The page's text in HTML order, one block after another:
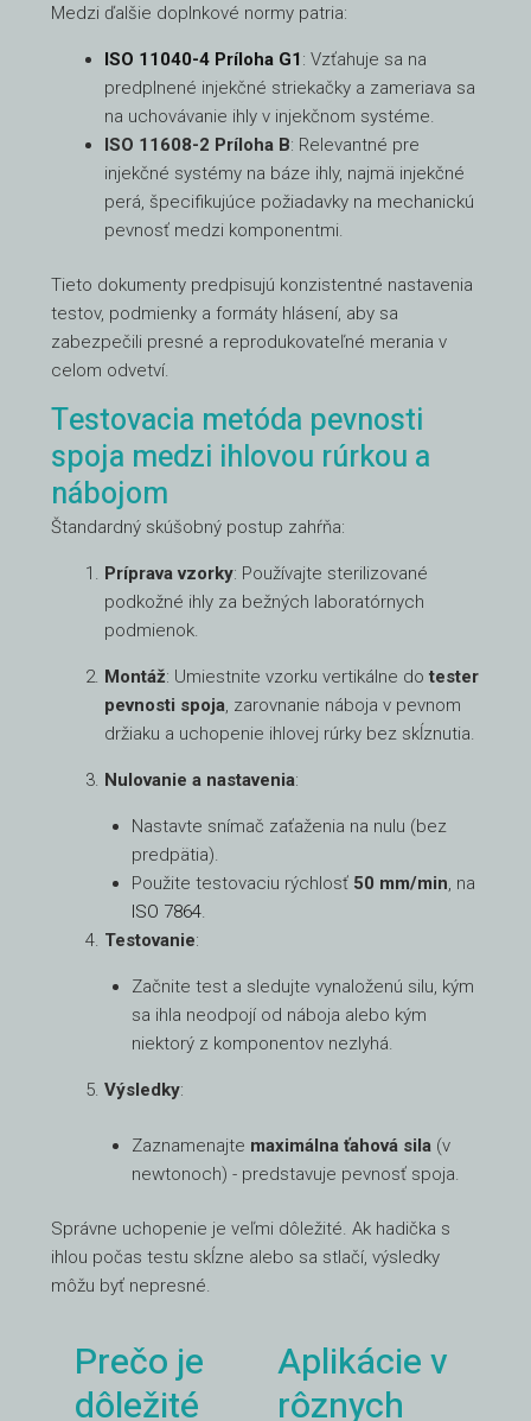
Medzi ďalšie doplnkové normy patria:
ISO 11040-4 Príloha G1 : Vzťahuje sa na
predplnené injekčné striekačky a zameriava sa
na uchovávanie ihly v injekčnom systéme.
ISO 11608-2 Príloha B: Relevantné pre
injekčné systémy na báze ihly, najmä injekčné
perá, špecifikujúce požiadavky na mechanickú
pevnosť medzi komponentmi.
Tieto dokumenty predpisujú konzistentné nastavenia
testov, podmienky a formáty hlásení, aby sa
zabezpečili presné a reprodukovateľné merania v
celom odvetví.
Testovacia metóda pevnosti
spoja medzi ihlovou rúrkou a
nábojom
Štandardný skúšobný postup zahŕňa:
Príprava vzorky: Používajte sterilizované
podkožné ihly za bežných laboratórnych
podmienok.
Montáž: Umiestnite vzorku vertikálne dotester
pevnosti spoja, zarovnanie náboja v pevnom
držiaku a uchopenie ihlovej rúrky bez skĺznutia.
Nulovanie a nastavenia:
Nastavte snímač zaťaženia na nulu (bez
predpätia).
Použite testovaciu rýchlosť 50 mm/min, na
ISO 7864.
Testovanie:
Začnite test a sledujte vynaloženú silu, kým
sa ihla neodpojí od náboja alebo kým
niektorý z komponentov nezlyhá.
Výsledky:
Zaznamenajte maximálna ťahová sila (v
newtonoch) - predstavuje pevnosť spoja.
Správne uchopenie je veľmi dôležité. Ak hadička s
ihlou počas testu skĺzne alebo sa stlačí, výsledky
môžu byť nepresné.
Prečo je
dôležité
Aplikácie v
rôznych